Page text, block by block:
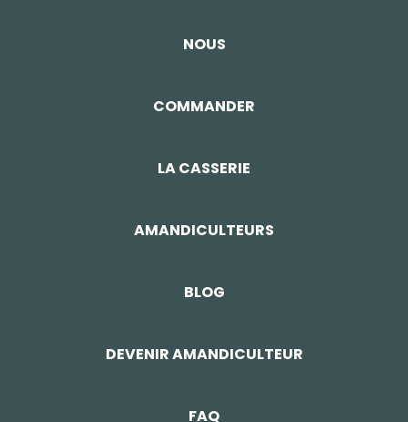
NOUS
COMMANDER
LA CASSERIE
AMANDICULTEURS
BLOG
DEVENIR AMANDICULTEUR
FAQ